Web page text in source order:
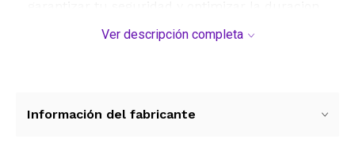
masaje sin la molestia de cables enredados.
Ver descripción completa
Información del fabricante